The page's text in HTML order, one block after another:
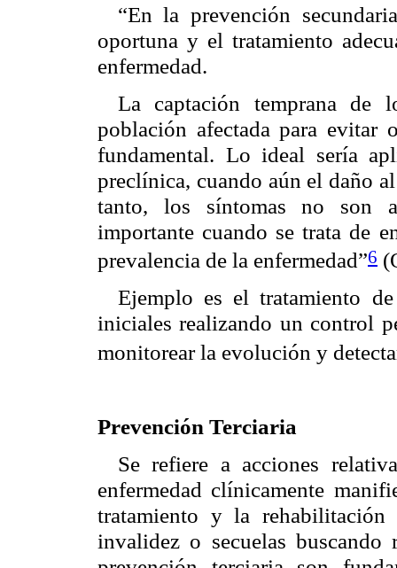
“En la prevención
oportuna y el tratamiento
enfermedad.
La captación temprana
población afectada para evitar
fundamental. Lo ideal sería
preclínica, cuando aún el daño
tanto, los síntomas no son
importante cuando se trata de
prevalencia de la enfermedad”6
Ejemplo es el tratamiento
iniciales realizando un control
monitorear la evolución y
Prevención Terciaria
Se refiere a acciones
enfermedad clínicamente
tratamiento y la
invalidez o secuelas